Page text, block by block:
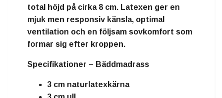
total höjd på cirka 8 cm. Latexen ger en
mjuk men responsiv känsla, optimal
ventilation och en följsam sovkomfort som
formar sig efter kroppen.
Specifikationer – Bäddmadrass
3 cm naturlatexkärna